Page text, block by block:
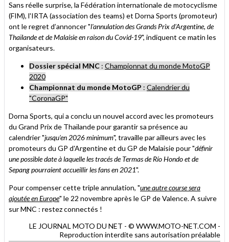
à
un
ami
Sans réelle surprise, la Fédération internationale de motocyclisme
(FIM), l'IRTA (association des teams) et Dorna Sports (promoteur)
ont le regret d’annoncer "l'annulation des Grands Prix d’Argentine, de
Thaïlande et de Malaisie en raison du Covid-19", indiquent ce matin les
organisateurs.
Dossier spécial MNC : Championnat du monde MotoGP
2020
Championnat du monde MotoGP : Calendrier du
"CoronaGP"
Dorna Sports, qui a conclu un nouvel accord avec les promoteurs
du Grand Prix de Thaïlande pour garantir sa présence au
calendrier "jusqu’en 2026 minimum", travaille par ailleurs avec les
promoteurs du GP d'Argentine et du GP de Malaisie pour "définir
une possible date à laquelle les tracés de Termas de Río Hondo et de
Sepang pourraient accueillir les fans en 2021".
Pour compenser cette triple annulation, "une autre course sera
ajoutée en Europe" le 22 novembre après le GP de Valence. A suivre
sur MNC : restez connectés !
LE JOURNAL MOTO DU NET - © WWW.MOTO-NET.COM -
Reproduction interdite sans autorisation préalable